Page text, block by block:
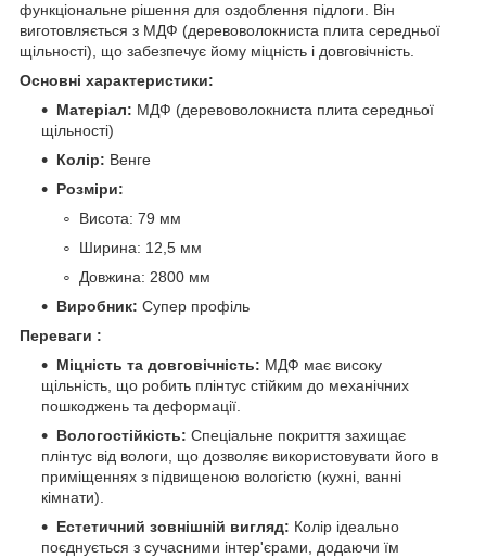
функціональне рішення для оздоблення підлоги. Він
виготовляється з МДФ (деревоволокниста плита середньої
щільності), що забезпечує йому міцність і довговічність.
Основні характеристики:
Матеріал: МДФ (деревоволокниста плита середньої
щільності)
Колір: Венге
Розміри:
Висота: 79 мм
Ширина: 12,5 мм
Довжина: 2800 мм
Виробник: Супер профіль
Переваги :
Міцність та довговічність: МДФ має високу
щільність, що робить плінтус стійким до механічних
пошкоджень та деформації.
Вологостійкість: Спеціальне покриття захищає
плінтус від вологи, що дозволяє використовувати його в
приміщеннях з підвищеною вологістю (кухні, ванні
кімнати).
Естетичний зовнішній вигляд: Колір ідеально
поєднується з сучасними інтер'єрами, додаючи їм